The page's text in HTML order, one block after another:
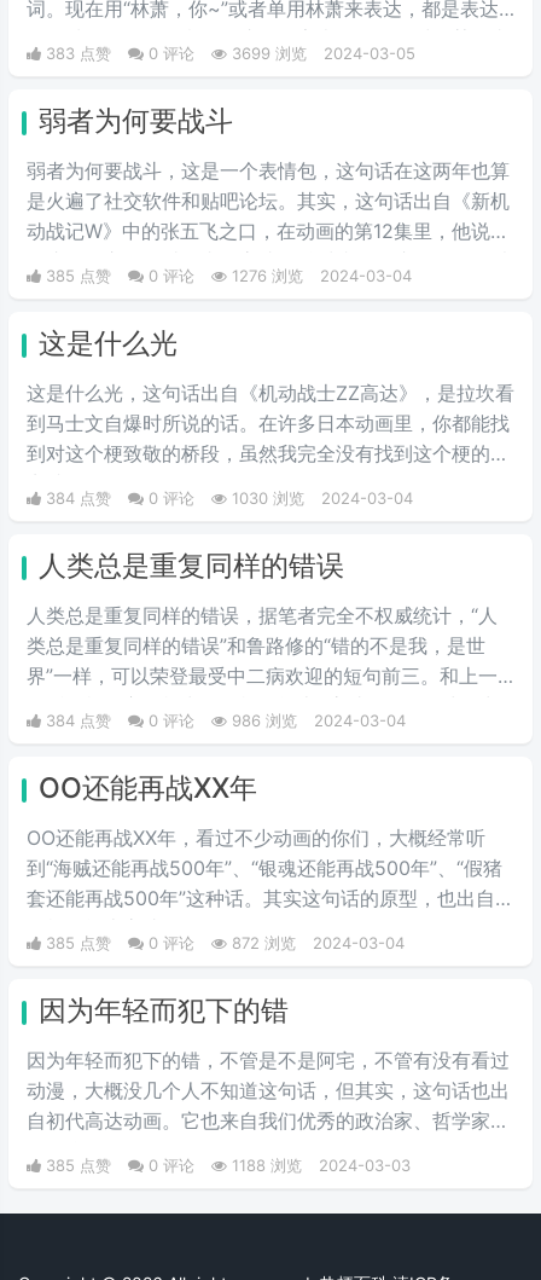
词。现在用“林萧，你~”或者单用林萧来表达，都是表达
的一种阴阳怪气的意思。这三个字表示别人在对于某件事
情评判的时候运用的非常巧妙，就传说中的说话，不带脏
383 点赞 0 评论 3699 浏览 2024-03-05
弱者为何要战斗
弱者为何要战斗，这是一个表情包，这句话在这两年也算
是火遍了社交软件和贴吧论坛。其实，这句话出自《新机
动战记W》中的张五飞之口，在动画的第12集里，他说出
了这句名言。不过国内的高达粉丝对张五飞这个角色可以
说是感情复杂，作为少有的国人角色，他虽然嫉恶如仇，
385 点赞 0 评论 1276 浏览 2024-03-04
这是什么光
这是什么光，这句话出自《机动战士ZZ高达》，是拉坎看
到马士文自爆时所说的话。在许多日本动画里，你都能找
到对这个梗致敬的桥段，虽然我完全没有找到这个梗的笑
384 点赞 0 评论 1030 浏览 2024-03-04
人类总是重复同样的错误
人类总是重复同样的错误，据笔者完全不权威统计，“人
类总是重复同样的错误”和鲁路修的“错的不是我，是世
界”一样，可以荣登最受中二病欢迎的短句前三。和上一
句话一样，它同样出自《机动战士Z高达》。在乞力马扎
罗一战中，凤·村雨为了保护主角卡缪被捷利德·梅萨杀
亚被自己杀死的拉拉，说出了这句话。
384 点赞 0 评论 986 浏览 2024-03-04
OO还能再战XX年
OO还能再战XX年，看过不少动画的你们，大概经常听
到“海贼还能再战500年”、“银魂还能再战500年”、“假猪
套还能再战500年”这种话。其实这句话的原型，也出自
《机动战士高达0079》。
385 点赞 0 评论 872 浏览 2024-03-04
因为年轻而犯下的错
因为年轻而犯下的错，不管是不是阿宅，不管有没有看过
动漫，大概没几个人不知道这句话，但其实，这句话也出
自初代高达动画。它也来自我们优秀的政治家、哲学家夏
385 点赞 0 评论 1188 浏览 2024-03-03